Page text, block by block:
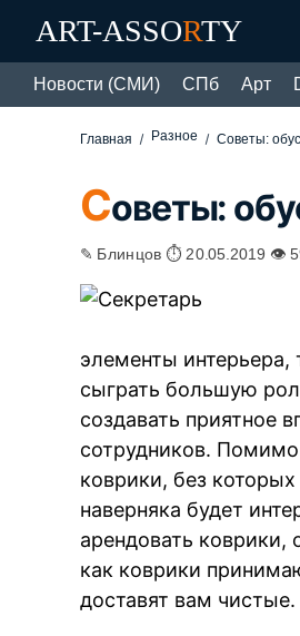
ART-ASSORTY
Новости (СМИ) СПб Арт
Главная Разное Советы:
Советы:
✎ Блинцов ⏱ 20.05.2019 👁
элементы
сыграть большую
создавать приятное
сотрудников. Помимо
коврики, без
наверняка будет
арендовать коврики,
как коврики
доставят вам чистые.